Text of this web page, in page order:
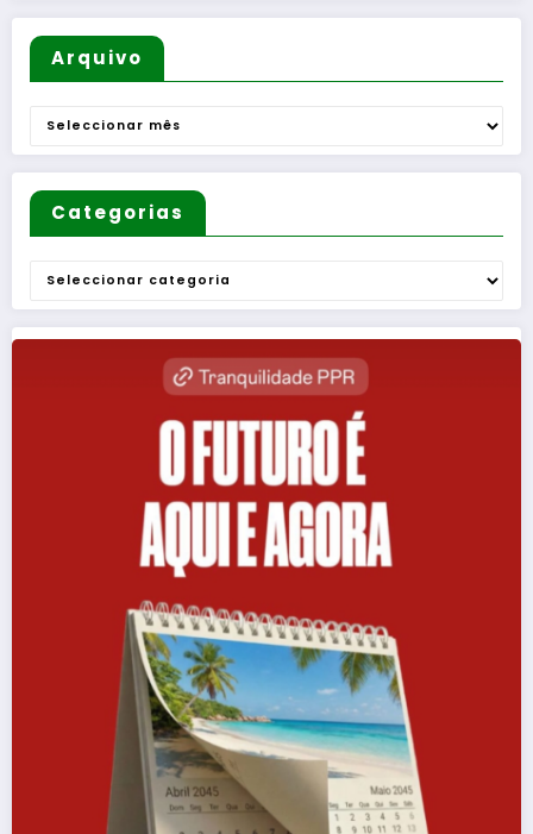
Arquivo
Arquivo
Categorias
Categorias